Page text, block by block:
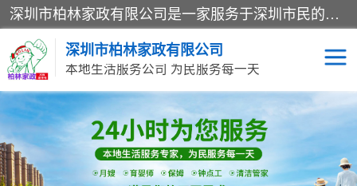
深圳市柏林家政有限公司是一家服务于深圳市民的专业家政公司。致力于为客户提供高质量、多维度的家庭服务，包括养老、母婴、月嫂育婴早教、康复理疗、家电清洗和保洁等方面的专业服务。
深圳市柏林家政有限公司
本地生活服务公司 为民服务每一天
家居保洁 护工月嫂
家庭保姆 家政服务